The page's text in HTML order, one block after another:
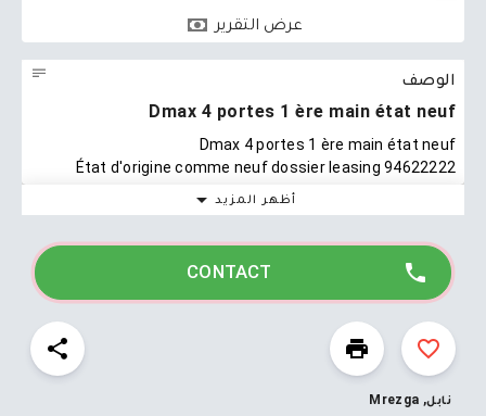
عرض التقرير
الوصف
Dmax 4 portes 1 ère main état neuf
Dmax 4 portes 1 ère main état neuf
État d'origine comme neuf dossier leasing 94622222
أظهر المزيد
CONTACT
نابل, Mrezga